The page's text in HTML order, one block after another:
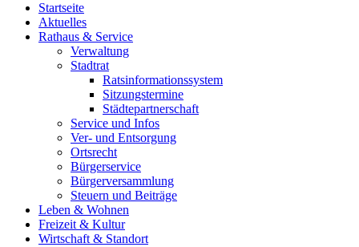
Startseite
Aktuelles
Rathaus & Service
Verwaltung
Stadtrat
Ratsinformationssystem
Sitzungstermine
Städtepartnerschaft
Service und Infos
Ver- und Entsorgung
Ortsrecht
Bürgerservice
Bürgerversammlung
Steuern und Beiträge
Leben & Wohnen
Freizeit & Kultur
Wirtschaft & Standort